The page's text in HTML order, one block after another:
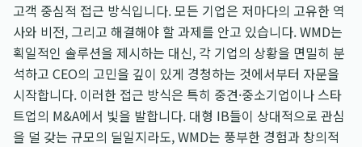
고객 중심적 접근 방식입니다. 모든 기업은 저마다의 고유한 역
사와 비전, 그리고 해결해야 할 과제를 안고 있습니다. WMD는
획일적인 솔루션을 제시하는 대신, 각 기업의 상황을 면밀히 분
석하고 CEO의 고민을 깊이 있게 경청하는 것에서부터 자문을
시작합니다. 이러한 접근 방식은 특히 중견·중소기업이나 스타
트업의 M&A에서 빛을 발합니다. 대형 IB들이 상대적으로 관심
을 덜 갖는 규모의 딜일지라도, WMD는 풍부한 경험과 창의적